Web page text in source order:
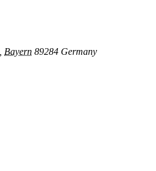
Bayern 89284 Germany